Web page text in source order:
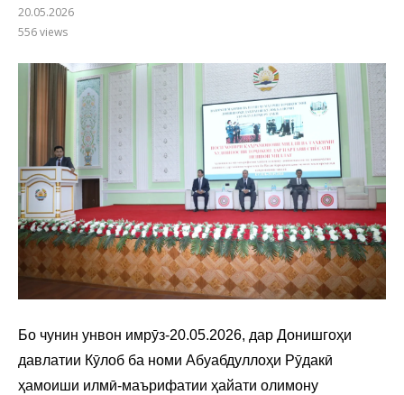
20.05.2026
556views
Бо чунин унвон имрӯз-20.05.2026, дар Донишгоҳи
давлатии Кӯлоб ба номи Абуабдуллоҳи Рӯдакӣ
ҳамоиши илмӣ-маърифатии ҳайати олимону